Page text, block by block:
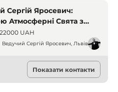
Сергій Яросевич:
Атмосферні Свята з
Моментами
22000 UAH
Ведучий Сергій Яросевич, Львів
Показати контакти